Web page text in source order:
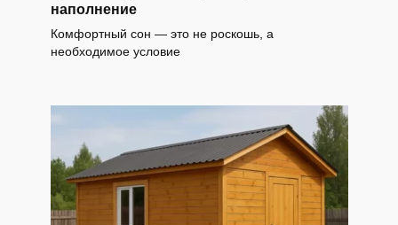
наполнение
Комфортный сон — это не роскошь, а
необходимое условие